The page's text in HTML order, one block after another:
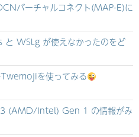
バーチャルコネクト(MAP-E)に
WSLg が使えなかったのをど
を使ってみる
(AMD/Intel) Gen 1 の情報がみ